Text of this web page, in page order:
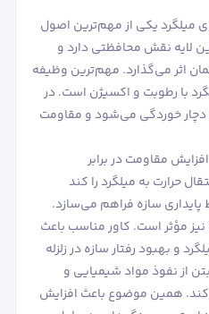
یکی از مهم‌ترین اصول
لایه نقش محافظتی دارد و
اثر می‌گذارد. مهم‌ترین وظیفه
با رطوبت و اکسیژن است. در
دچار خوردگی می‌شود و مقاومت
مقاومت در برابر
حرارت به میلگرد را کند
سازه فراهم می‌سازد.
مؤثر است. کاور مناسب باعث
و بهبود رفتار سازه در زلزله
از نفوذ مواد شیمیایی و
همین موضوع باعث افزایش